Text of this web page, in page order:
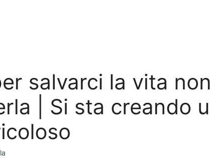
salvarci la vita
| Si sta creando